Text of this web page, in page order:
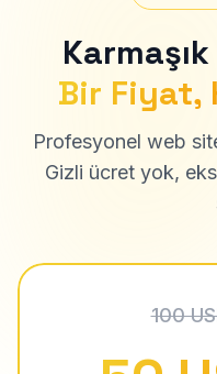
Bir Fiyat,
Profesyonel web
Gizli ücret yok,
100